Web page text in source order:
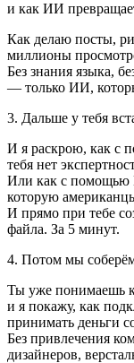
и как ИИ
Как делаю посты,
миллионы
Без знания языка,
— только ИИ,
3. Дальше у тебя
И я раскрою, как с
тебя нет
Или как с помощью
которую
И прямо при тебе
файла. За 5 минут.
4. Потом мы
Ты уже понимаешь
и я покажу, как
принимать деньги
Без привлечения
дизайнеров,